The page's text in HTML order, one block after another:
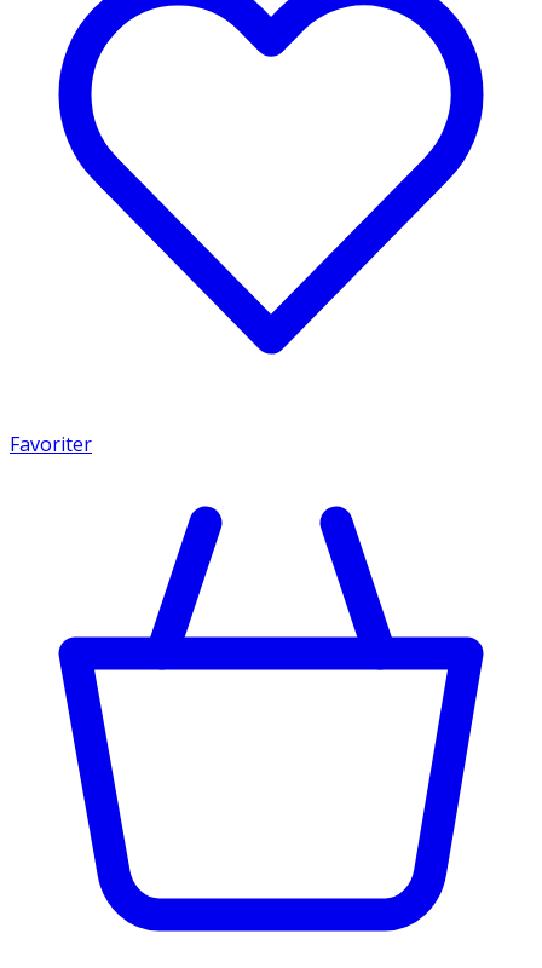
Favoriter